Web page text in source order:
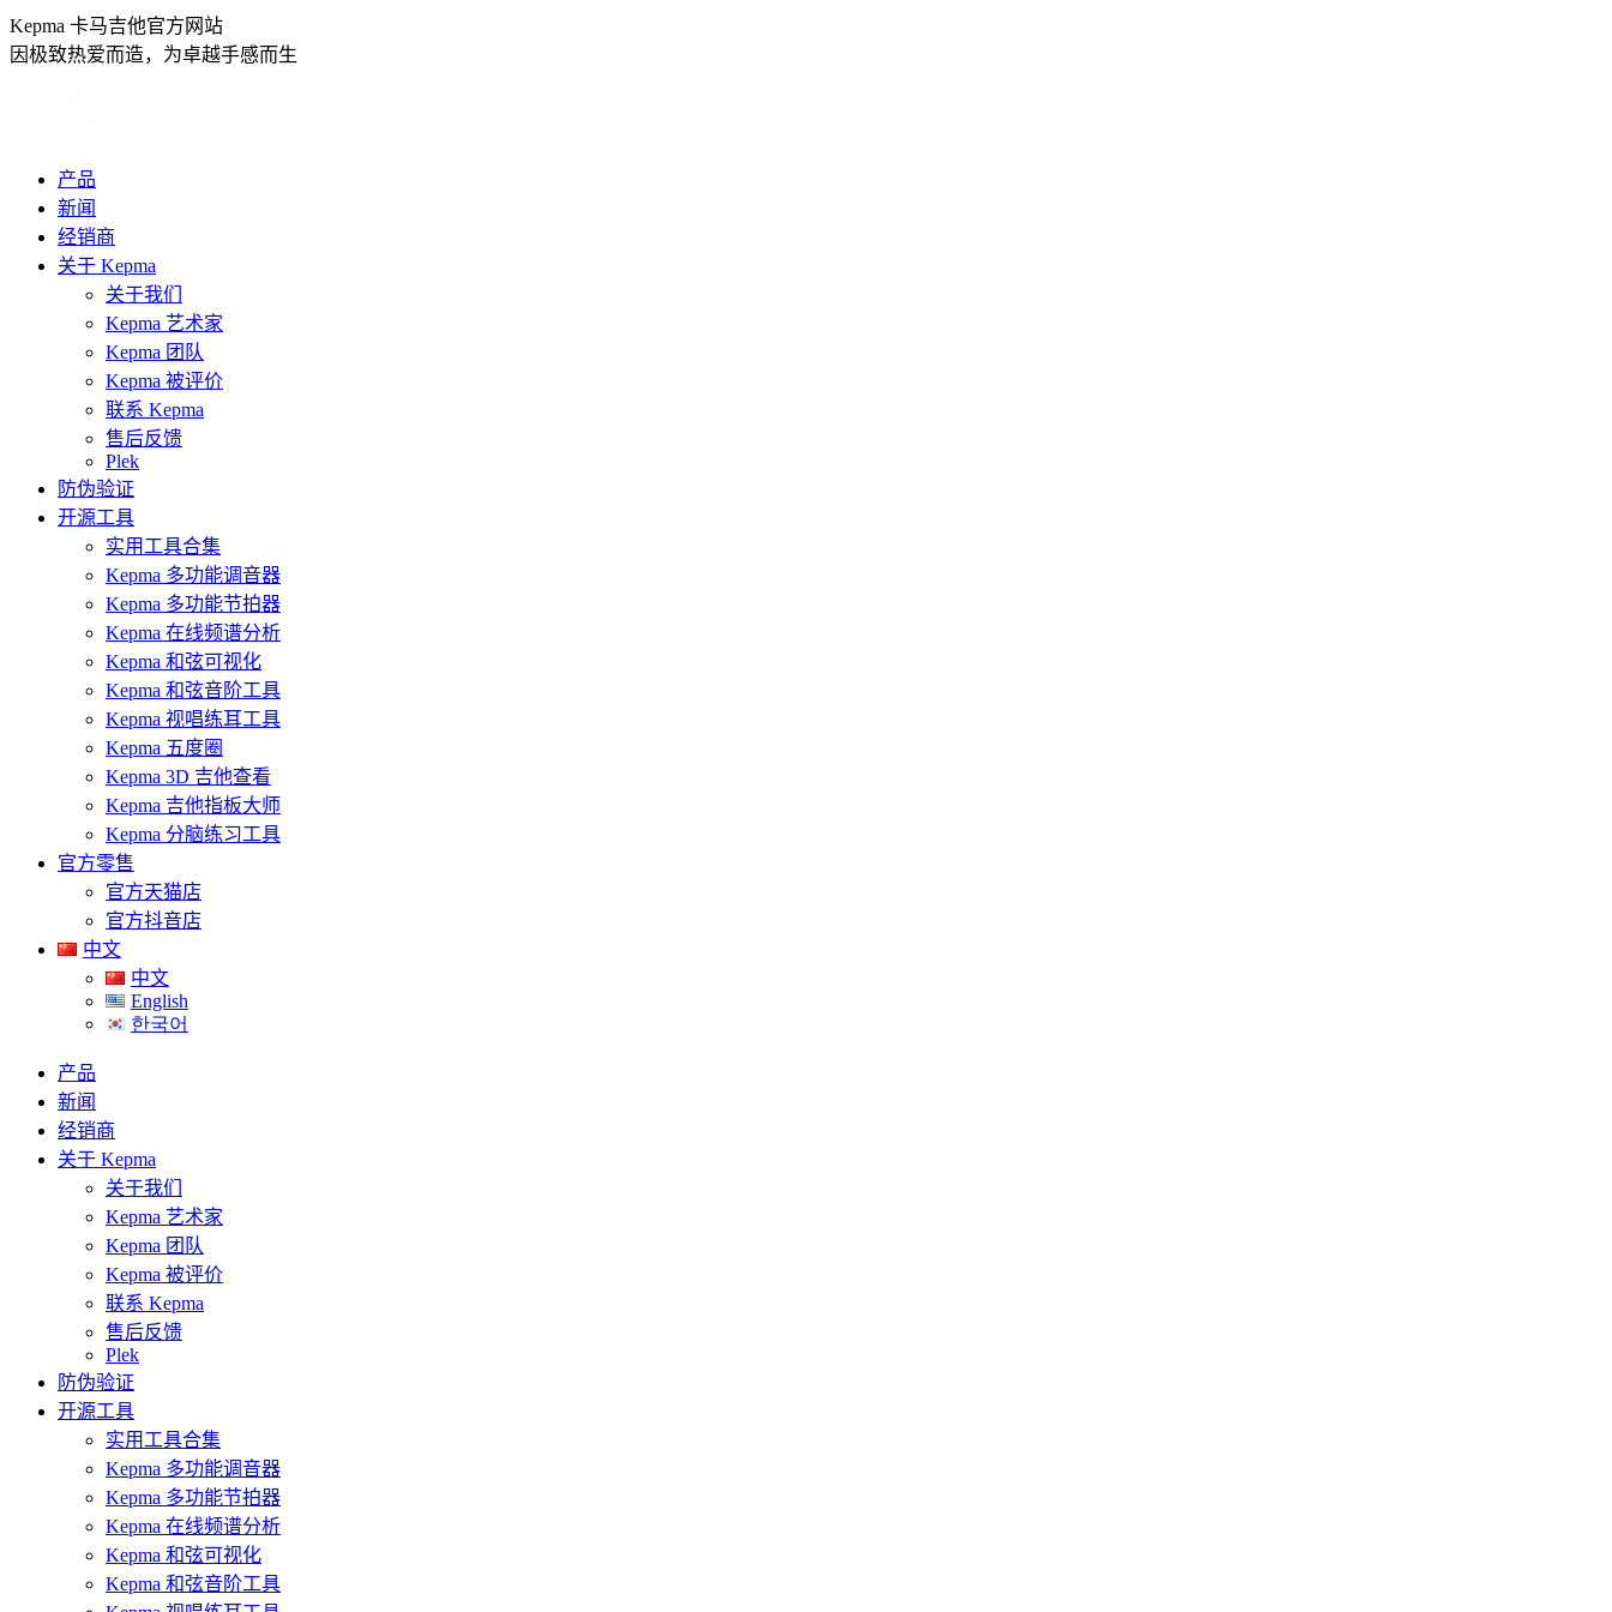
跳
转
Kepma 卡马吉他官方网站
因极致热爱而造，为卓越手感而生
产品
新闻
经销商
关于 Kepma
关于我们
Kepma 艺术家
Kepma 团队
Kepma 被评价
联系 Kepma
售后反馈
Plek
防伪验证
开源工具
实用工具合集
Kepma 多功能调音器
Kepma 多功能节拍器
Kepma 在线频谱分析
Kepma 和弦可视化
Kepma 和弦音阶工具
Kepma 视唱练耳工具
Kepma 五度圈
Kepma 3D 吉他查看
Kepma 吉他指板大师
Kepma 分脑练习工具
官方零售
官方天猫店
官方抖音店
中文
中文
English
한국어
产品
新闻
经销商
关于 Kepma
关于我们
Kepma 艺术家
Kepma 团队
Kepma 被评价
联系 Kepma
售后反馈
Plek
防伪验证
开源工具
实用工具合集
Kepma 多功能调音器
Kepma 多功能节拍器
Kepma 在线频谱分析
Kepma 和弦可视化
Kepma 和弦音阶工具